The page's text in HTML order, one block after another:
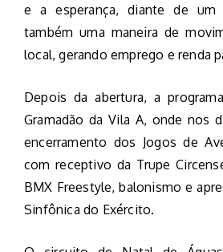
e a esperança, diante de
também uma maneira de
local, gerando emprego e renda
Depois da abertura, a
Gramadão da Vila A, onde nos
encerramento dos Jogos de
com receptivo da Trupe
BMX Freestyle, balonismo e
Sinfônica do Exército.